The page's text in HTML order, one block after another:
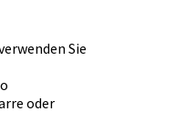
Sie
oder